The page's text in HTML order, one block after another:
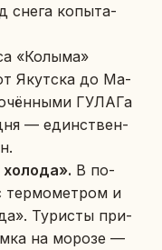
снега ко­пы­та­
«Колыма»
Якут­ска до Ма­
ГУЛАГа
— един­ствен­
В по­
тер­мо­мет­ром и
Ту­ри­сты при­
на морозе —